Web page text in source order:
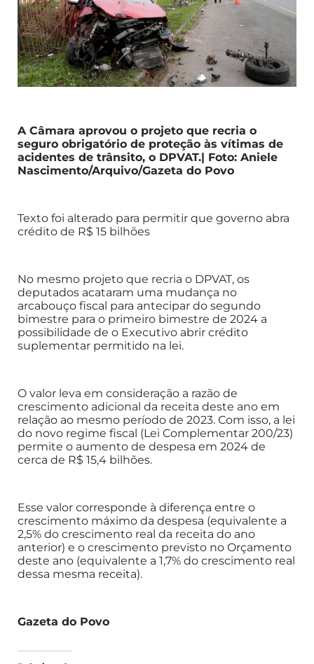
A Câmara aprovou o projeto que recria o
seguro obrigatório de proteção às vítimas de
acidentes de trânsito, o DPVAT.| Foto: Aniele
Nascimento/Arquivo/Gazeta do Povo
Texto foi alterado para permitir que governo abra
crédito de R$ 15 bilhões
No mesmo projeto que recria o DPVAT, os
deputados acataram uma mudança no
arcabouço fiscal para antecipar do segundo
bimestre para o primeiro bimestre de 2024 a
possibilidade de o Executivo abrir crédito
suplementar permitido na lei.
O valor leva em consideração a razão de
crescimento adicional da receita deste ano em
relação ao mesmo período de 2023. Com isso, a lei
do novo regime fiscal (Lei Complementar 200/23)
permite o aumento de despesa em 2024 de
cerca de R$ 15,4 bilhões.
Esse valor corresponde à diferença entre o
crescimento máximo da despesa (equivalente a
2,5% do crescimento real da receita do ano
anterior) e o crescimento previsto no Orçamento
deste ano (equivalente a 1,7% do crescimento real
dessa mesma receita).
Gazeta do Povo